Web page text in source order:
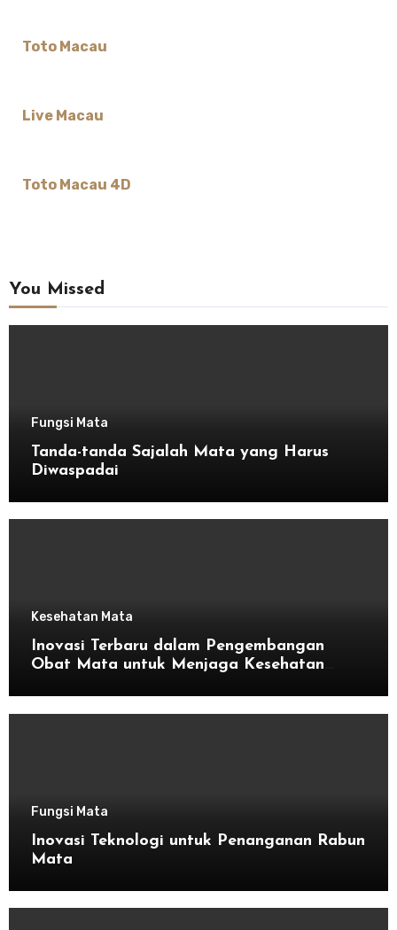
Toto Macau
Live Macau
Toto Macau 4D
You Missed
Fungsi Mata
Tanda-tanda Sajalah Mata yang Harus
Diwaspadai
Kesehatan Mata
Inovasi Terbaru dalam Pengembangan
Obat Mata untuk Menjaga Kesehatan
Fungsi Mata
Inovasi Teknologi untuk Penanganan Rabun
Mata